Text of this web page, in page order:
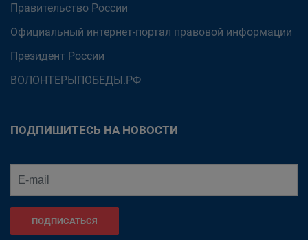
Правительство России
Официальный интернет-портал правовой информации
Президент России
ВОЛОНТЕРЫПОБЕДЫ.РФ
ПОДПИШИТЕСЬ НА НОВОСТИ
ПОДПИСАТЬСЯ